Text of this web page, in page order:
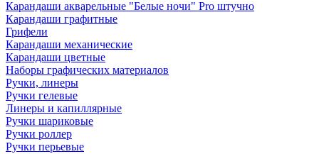
Карандаши акварельные "Белые ночи" Pro штучно
Карандаши графитные
Грифели
Карандаши механические
Карандаши цветные
Наборы графических материалов
Ручки, линеры
Ручки гелевые
Линеры и капиллярные
Ручки шариковые
Ручки роллер
Ручки перьевые